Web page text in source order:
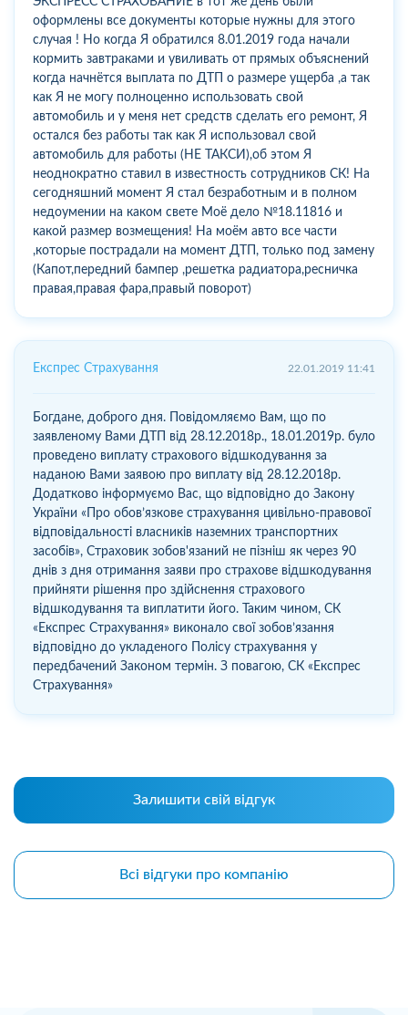
оформлены все документы которые нужны для этого
случая ! Но когда Я обратился 8.01.2019 года начали
кормить завтраками и увиливать от прямых объяснений
когда начнётся выплата по ДТП о размере ущерба ,а так
как Я не могу полноценно использовать свой
автомобиль и у меня нет средств сделать его ремонт, Я
остался без работы так как Я использовал свой
автомобиль для работы (НЕ ТАКСИ),об этом Я
неоднократно ставил в известность сотрудников СК! На
сегодняшний момент Я стал безработным и в полном
недоумении на каком свете Моё дело №18.11816 и
какой размер возмещения! На моём авто все части
,которые пострадали на момент ДТП, только под замену
(Капот,передний бампер ,решетка радиатора,ресничка
правая,правая фара,правый поворот)
Експрес Страхування 22.01.2019 11:41
Богдане, доброго дня. Повідомляємо Вам, що по
заявленому Вами ДТП від 28.12.2018р., 18.01.2019р. було
проведено виплату страхового відшкодування за
наданою Вами заявою про виплату від 28.12.2018р.
Додатково інформуємо Вас, що відповідно до Закону
України «Про обов’язкове страхування цивільно-правової
відповідальності власників наземних транспортних
засобів», Страховик зобов'язаний не пізніш як через 90
днів з дня отримання заяви про страхове відшкодування
прийняти рішення про здійснення страхового
відшкодування та виплатити його. Таким чином, СК
«Експрес Страхування» виконало свої зобов’язання
відповідно до укладеного Полісу страхування у
передбачений Законом термін. З повагою, СК «Експрес
Страхування»
Залишити свій відгук
Всі відгуки про компанію